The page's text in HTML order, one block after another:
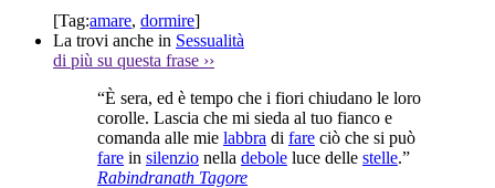
[Tag:amare, dormire]
La trovi anche in Sessualità
di più su questa frase ››
“È sera, ed è tempo che i fiori chiudano le loro
corolle. Lascia che mi sieda al tuo fianco e
comanda alle mie labbra di fare ciò che si può
fare in silenzio nella debole luce delle stelle.”
Rabindranath Tagore